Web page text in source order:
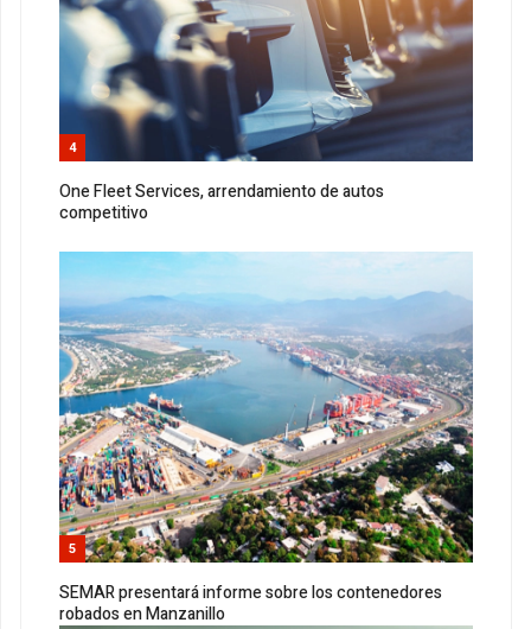
4
One Fleet Services, arrendamiento de autos
competitivo
5
SEMAR presentará informe sobre los contenedores
robados en Manzanillo